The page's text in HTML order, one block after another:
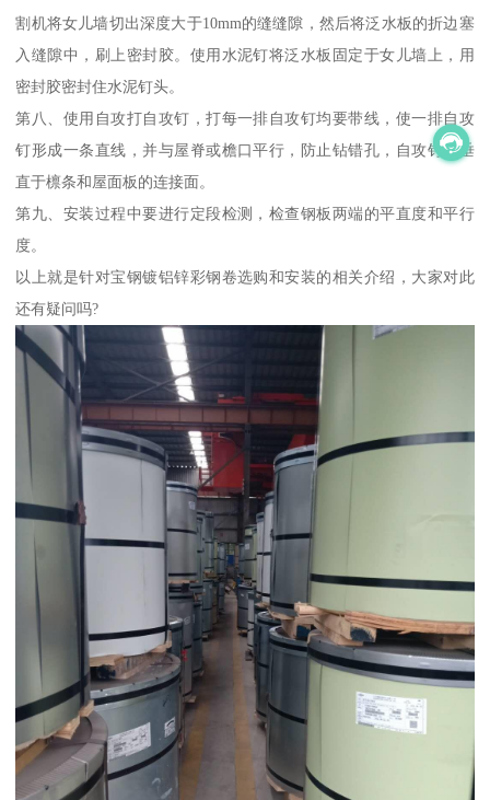
割机将女儿墙切出深度大于10mm的缝缝隙，然后将泛水板的折边塞
入缝隙中，刷上密封胶。使用水泥钉将泛水板固定于女儿墙上，用
密封胶密封住水泥钉头。
第八、使用自攻打自攻钉，打每一排自攻钉均要带线，使一排自攻
钉形成一条直线，并与屋脊或檐口平行，防止钻错孔，自攻钉应垂
直于檩条和屋面板的连接面。
第九、安装过程中要进行定段检测，检查钢板两端的平直度和平行
度。
以上就是针对宝钢镀铝锌彩钢卷选购和安装的相关介绍，大家对此
还有疑问吗?